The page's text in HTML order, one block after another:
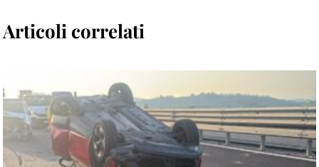
Articoli correlati